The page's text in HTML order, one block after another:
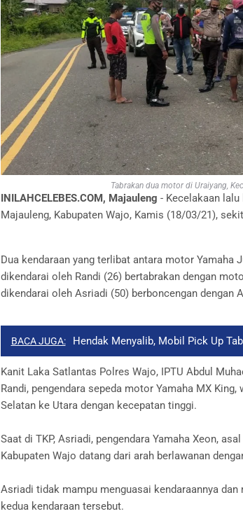
Tabrakan dua motor di Uraiyang,
INILAHCELEBES.COM, Majauleng - Kecelakaan
Majauleng, Kabupaten Wajo, Kamis (18/03/21),
Dua kendaraan yang terlibat antara motor Yamaha
dikendarai oleh Randi (26) bertabrakan dengan
dikendarai oleh Asriadi (50) berboncengan dengan
BACA JUGA: Hendak Menyalib, Mobil Pick Up
Kanit Laka Satlantas Polres Wajo, IPTU Abdul
Randi, pengendara sepeda motor Yamaha MX
Selatan ke Utara dengan kecepatan tinggi.
Saat di TKP, Asriadi, pengendara Yamaha Xeon,
Kabupaten Wajo datang dari arah berlawanan
Asriadi tidak mampu menguasai kendaraannya
kedua kendaraan tersebut.